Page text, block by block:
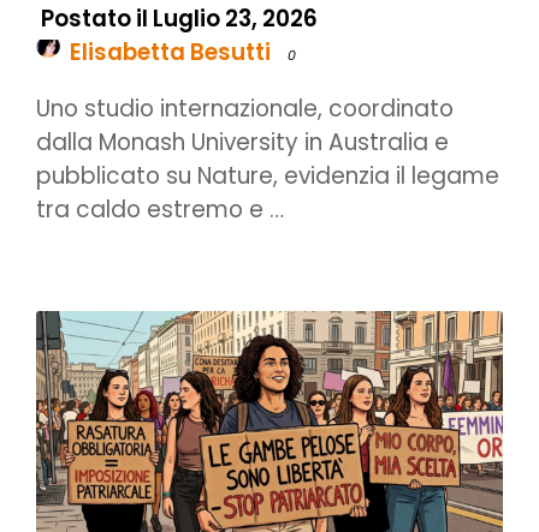
Postato il Luglio 23, 2026
Elisabetta Besutti
0
Uno studio internazionale, coordinato
dalla Monash University in Australia e
pubblicato su Nature, evidenzia il legame
tra caldo estremo e …